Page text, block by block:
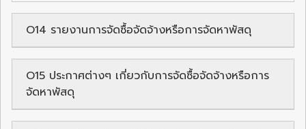
O14 รายงานการจัดซื้อจัดจ้างหรือการจัดหาพัสดุ
O15 ประกาศต่างๆ เกี่ยวกับการจัดซื้อจัดจ้างหรือการ
จัดหาพัสดุ